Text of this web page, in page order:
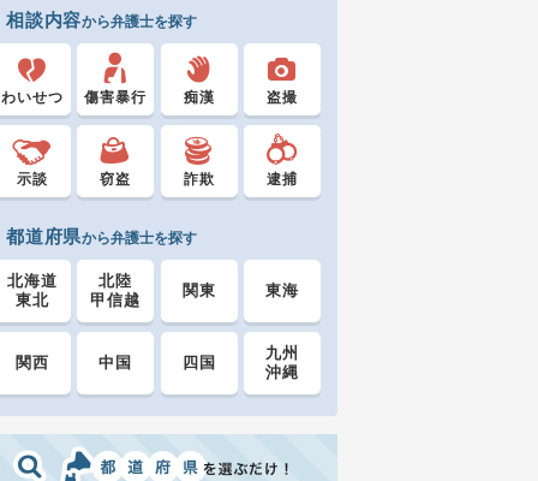
相談内容から弁護士を探す
わいせつ 傷害暴行 痴漢 盗撮
示談 窃盗 詐欺 逮捕
都道府県から弁護士を探す
北海道
東北
北陸
甲信越
関東 東海
関西 中国 四国
九州
沖縄